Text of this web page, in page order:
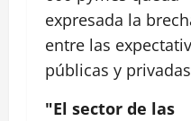
expresada la
entre las
públicas y
"El sector de las